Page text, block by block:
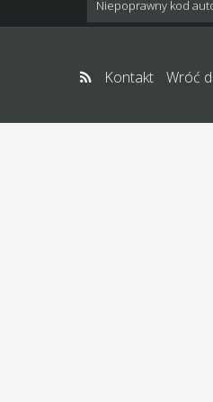
Niepoprawny kod
Kontakt Wróć